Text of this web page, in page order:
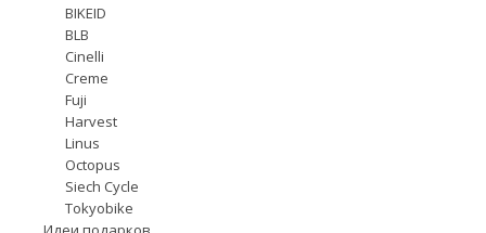
BIKEID
BLB
Cinelli
Creme
Fuji
Harvest
Linus
Octopus
Siech Cycle
Tokyobike